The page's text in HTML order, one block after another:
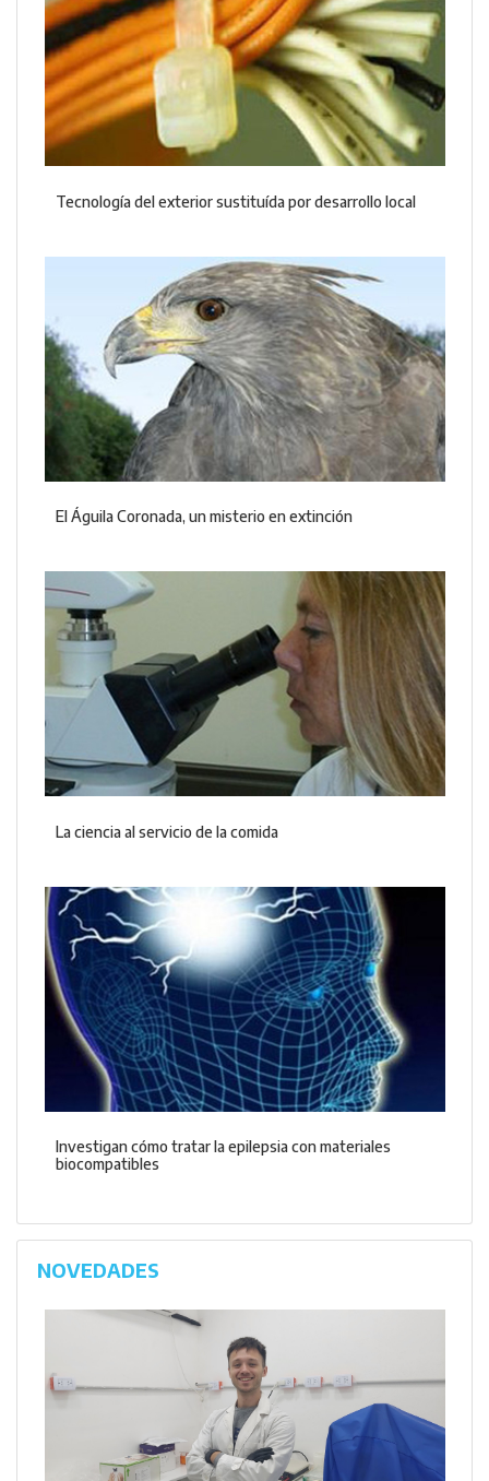
Tecnología del exterior sustituída por desarrollo local
El Águila Coronada, un misterio en extinción
La ciencia al servicio de la comida
Investigan cómo tratar la epilepsia con materiales
biocompatibles
NOVEDADES